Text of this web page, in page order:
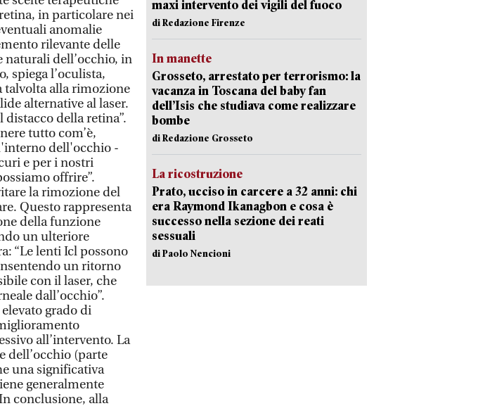
in particolare nei
anomalie
rilevante delle
dell’occhio, in
spiega l’oculista,
talvolta alla rimozione
alternative al laser.
della retina”.
tutto com’è,
dell'occhio -
e per i nostri
offrire”.
la rimozione del
Questo rappresenta
della funzione
un ulteriore
“Le lenti Icl possono
un ritorno
con il laser, che
dall’occhio”.
grado di
all’intervento. La
dell’occhio (parte
una significativa
generalmente
conclusione, alla
maxi intervento dei vigili del fuoco
di Redazione Firenze
In manette
Grosseto, arrestato per terrorismo: la
vacanza in Toscana del baby fan
dell’Isis che studiava come realizzare
bombe
di Redazione Grosseto
La ricostruzione
Prato, ucciso in carcere a 32 anni: chi
era Raymond Ikanagbon e cosa è
successo nella sezione dei reati
sessuali
di Paolo Nencioni